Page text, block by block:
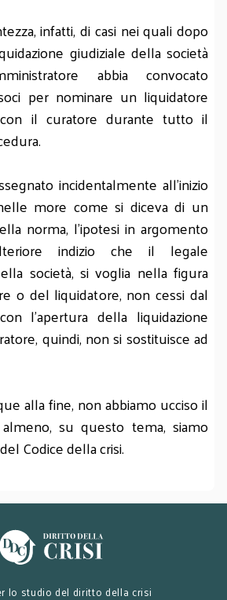
infatti, di casi nei quali dopo
giudiziale della società
abbia convocato
per nominare un liquidatore
il curatore durante tutto il
incidentalmente all’inizio
more come si diceva di un
norma, l’ipotesi in argomento
indizio che il legale
società, si voglia nella figura
o del liquidatore, non cessi dal
l’apertura della liquidazione
quindi, non si sostituisce ad
alla fine, non abbiamo ucciso il
su questo tema, siamo
Codice della crisi.
lo studio del diritto della crisi